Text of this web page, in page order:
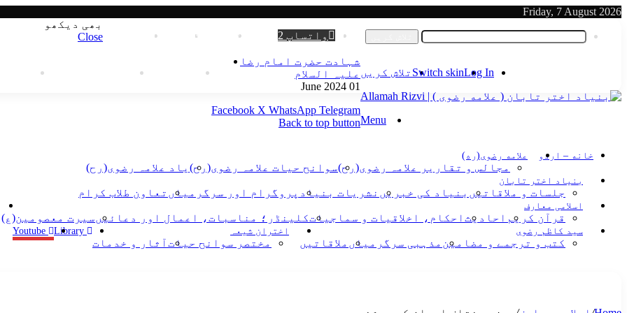
Friday, 7 August 2026
YouTube Instagram WhatsApp واتساپ 2 Log In
ہمارے ممبر ہم سے رابطہ کریں لاگ تلاش کریں Switch skinLog In
Menu
خانه – اردو علامه رضوی(ره)
مجالس و تقاریر علامہ رضوی(رح)سوانح حیات علامہ رضوی(رح) یاد علامہ رضوی(رح)
بنیاد اختر تابان
جلسات و ملاقاتیں بنیاد کی خبریں نشریات بنیاد پروگرام اور سرگرمیاں تعاون طلاب کرام
اسلامی معارف
قرآن کریم احادیث احکام، اخلاقیات و سماجیاتکلینڈر؛ مناسبات، اعمال اور دعائیںسیرت معصومین(ع)
سید کاظم رضوی
کتب و ترجمے و مضامین مذہبی سرگرمیاں ملاقاتیں
اختران شیعہ
مختصر سوانح حیاتآثار و خدمات
بھی دیکھو
Close
شہادت حضرت امام رضا
علیہ السلام
01 June 2024
Facebook X WhatsApp Telegram
Back to top button